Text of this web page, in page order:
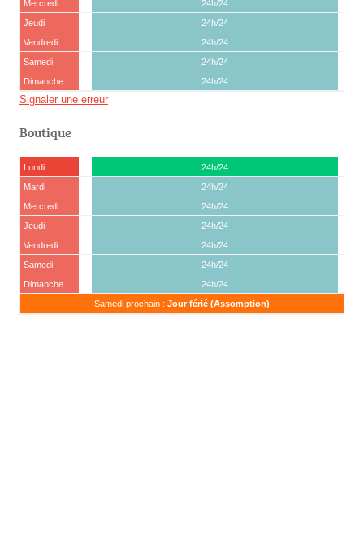
Mercredi
24h/24
Jeudi
24h/24
Vendredi
24h/24
Samedi
24h/24
Dimanche
24h/24
Signaler une erreur
Boutique
Lundi
24h/24
Mardi
24h/24
Mercredi
24h/24
Jeudi
24h/24
Vendredi
24h/24
Samedi
24h/24
Dimanche
24h/24
Samedi prochain : Jour férié (Assomption)